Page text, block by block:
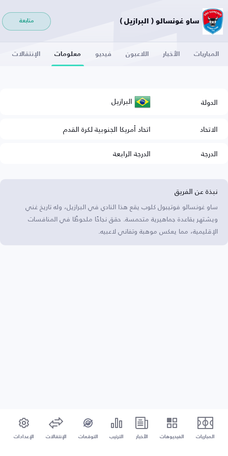
ساو غونسالو ( البرازيل ) متابعة
المباريات الأخبار اللاعبون فيديو معلومات الإنتقالات
الدولة البرازيل
الاتحاد
اتحاد أمريكا الجنوبية لكرة القدم
الدرجة
الدرجة الرابعة
نبذة عن الفريق
ساو غونسالو فوتيبول كلوب يقع هذا النادي في البرازيل، وله تاريخ غني
ويشتهر بقاعدة جماهيرية متحمسة. حقق نجاحًا ملحوظًا في المنافسات
الإقليمية، مما يعكس موهبة وتفاني لاعبيه.
المباريات الفيديوهات الأخبار الترتيب التوقعات الإنتقالات الإعدادات